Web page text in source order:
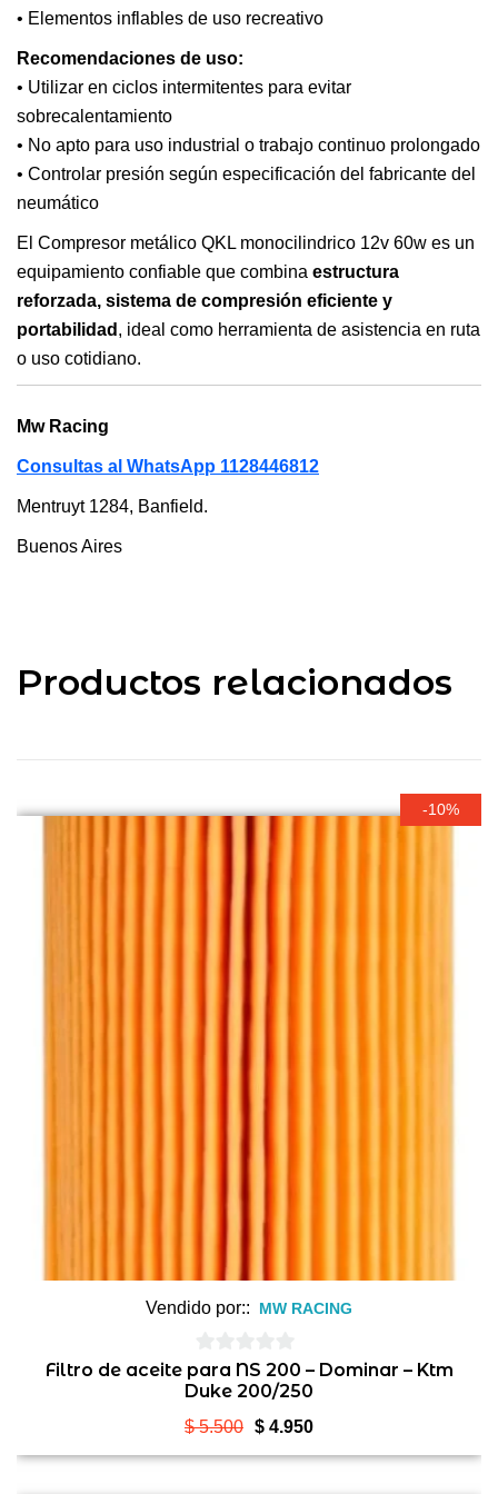
• Elementos inflables de uso recreativo
Recomendaciones de uso:
• Utilizar en ciclos intermitentes para evitar
sobrecalentamiento
• No apto para uso industrial o trabajo continuo prolongado
• Controlar presión según especificación del fabricante del
neumático
El Compresor metálico QKL monocilindrico 12v 60w es un
equipamiento confiable que combina estructura
reforzada, sistema de compresión eficiente y
portabilidad , ideal como herramienta de asistencia en ruta
o uso cotidiano.
Mw Racing
Consultas al WhatsApp 1128446812
Mentruyt 1284, Banfield.
Buenos Aires
Productos relacionados
-10%
Vendido por:: MW RACING
0
de
5
Filtro de aceite para NS 200 – Dominar – Ktm
Duke 200/250
$5.500 El
precio
$ 4.950El
precio